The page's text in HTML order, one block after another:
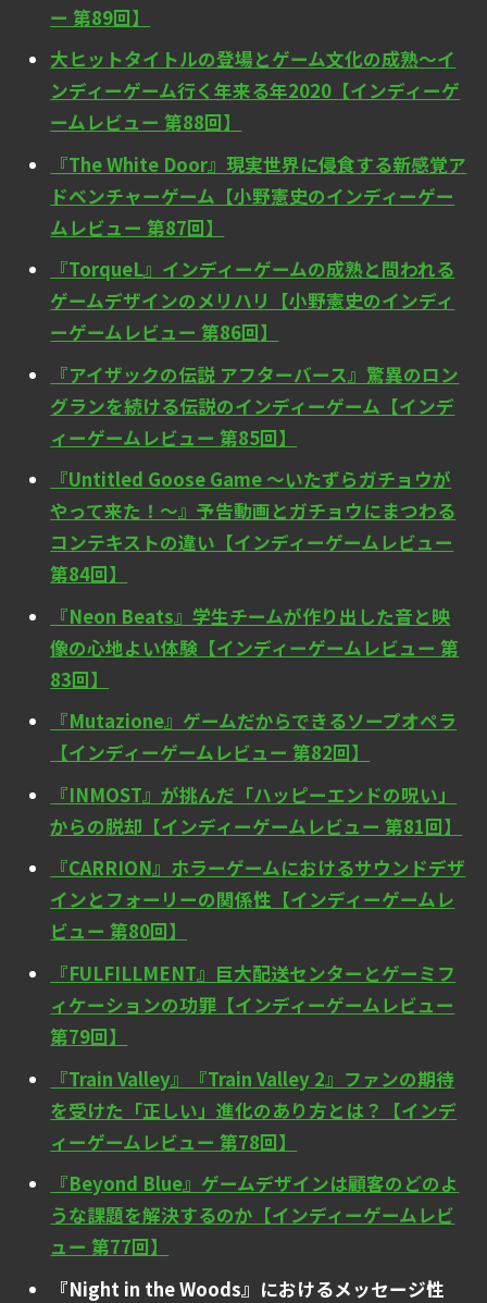
ー 第89回】
大ヒットタイトルの登場とゲーム文化の成熟～イ
ンディーゲーム行く年来る年2020【インディーゲ
ームレビュー 第88回】
『The White Door』現実世界に侵食する新感覚ア
ドベンチャーゲーム【小野憲史のインディーゲー
ムレビュー 第87回】
『TorqueL』インディーゲームの成熟と問われる
ゲームデザインのメリハリ【小野憲史のインディ
ーゲームレビュー 第86回】
『アイザックの伝説 アフターバース』驚異のロン
グランを続ける伝説のインディーゲーム【インデ
ィーゲームレビュー 第85回】
『Untitled Goose Game ～いたずらガチョウが
やって来た！～』予告動画とガチョウにまつわる
コンテキストの違い【インディーゲームレビュー
第84回】
『Neon Beats』学生チームが作り出した音と映
像の心地よい体験【インディーゲームレビュー 第
83回】
『Mutazione』ゲームだからできるソープオペラ
【インディーゲームレビュー 第82回】
『INMOST』が挑んだ「ハッピーエンドの呪い」
からの脱却【インディーゲームレビュー 第81回】
『CARRION』ホラーゲームにおけるサウンドデザ
インとフォーリーの関係性【インディーゲームレ
ビュー 第80回】
『FULFILLMENT』巨大配送センターとゲーミフ
ィケーションの功罪【インディーゲームレビュー
第79回】
『Train Valley』『Train Valley 2』ファンの期待
を受けた「正しい」進化のあり方とは？【インデ
ィーゲームレビュー 第78回】
『Beyond Blue』ゲームデザインは顧客のどのよ
うな課題を解決するのか【インディーゲームレビ
ュー 第77回】
『Night in the Woods』におけるメッセージ性